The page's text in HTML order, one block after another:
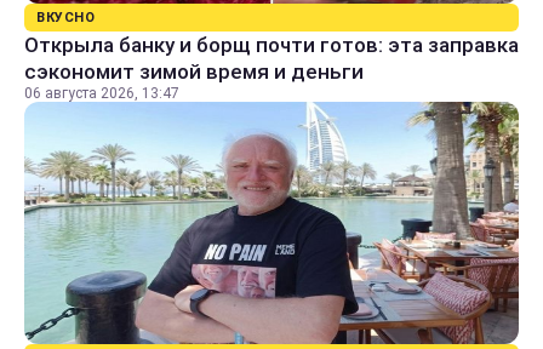
ВКУСНО
Открыла банку и борщ почти готов: эта заправка
сэкономит зимой время и деньги
06 августа 2026, 13:47